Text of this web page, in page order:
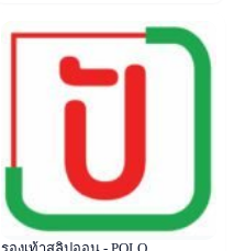
Popular